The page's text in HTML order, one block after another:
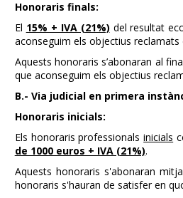
Honoraris finals:
El 15% + IVA (21%) del resultat
aconseguim els objectius reclamats
Aquests honoraris s’abonaran al
que aconseguim els objectius
B.- Via judicial en primera
Honoraris inicials:
Els honoraris professionalsinicials
de 1000 euros + IVA (21%).
Aquests honoraris s'abonaran
honoraris s'hauran de satisfer en